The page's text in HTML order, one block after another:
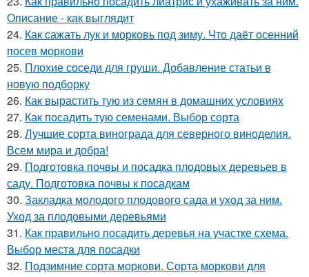
Описание - как выглядит
24. Как сажать лук и морковь под зиму. Что даёт осенний
посев моркови
25. Плохие соседи для груши. Добавление статьи в
новую подборку
26. Как вырастить тую из семян в домашних условиях
27. Как посадить тую семенами. Выбор сорта
28. Лучшие сорта винограда для северного виноделия.
Всем мира и добра!
29. Подготовка почвы и посадка плодовых деревьев в
саду. Подготовка почвы к посадкам
30. Закладка молодого плодового сада и уход за ним.
Уход за плодовыми деревьями
31. Как правильно посадить деревья на участке схема.
Выбор места для посадки
32. Подзимние сорта моркови. Сорта моркови для